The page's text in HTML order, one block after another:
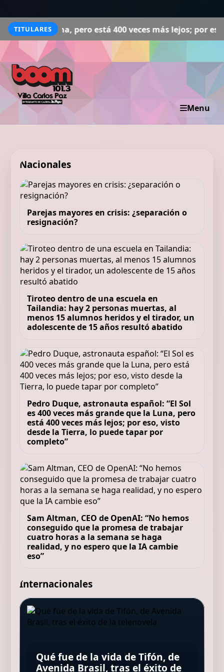
TITULARES
está 400 veces más lejos; por eso, visto desde la
Menu
Nacionales
Parejas mayores en crisis: ¿separación o
resignación?
Tiroteo dentro de una escuela en
Tailandia: hay 2 personas muertas, al
menos 15 alumnos heridos y el tirador, un
adolescente de 15 años resultó abatido
Pedro Duque, astronauta español: “El Sol
es 400 veces más grande que la Luna, pero
está 400 veces más lejos; por eso, visto
desde la Tierra, lo puede tapar por
completo”
Sam Altman, CEO de OpenAI: “No hemos
conseguido que la promesa de trabajar
cuatro horas a la semana se haga
realidad, y no espero que la IA cambie
eso”
Internacionales
Ángel Guirado, psicólogo:
“Cuando una persona se mete
cerebro activa un mecanismo
de supervivencia que le puede
punto de ayuda humanitaria y
atiende a unos 400 migrantes
explosión del cohete New
Glenn que sacudió Cabo
Qué fue de la vida de Tifón, de
Avenida Brasil, tras el éxito de
Sumatra en Madrid: una
esperanza para una especie al